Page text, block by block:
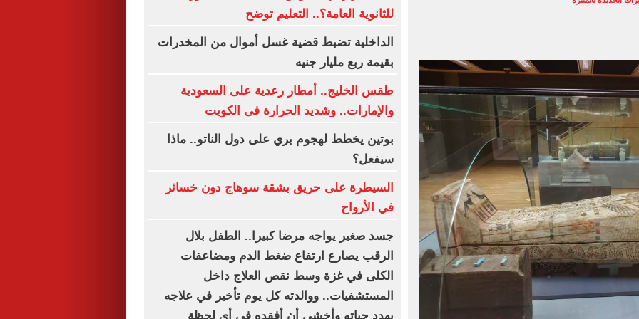
للثانوية العامة؟.. التعليم توضح
الداخلية تضبط قضية غسل أموال من المخدرات
بقيمة ربع مليار جنيه
طقس الخليج.. أمطار رعدية على السعودية
والإمارات.. وشديد الحرارة فى الكويت
بوتين يخطط لهجوم بري على دول الناتو.. ماذا
سيفعل؟
السيطرة على حريق بشقة سوهاج دون خسائر
في الأرواح
جسد صغير يواجه مرضا كبيرا.. الطفل بلال
الرقب يصارع ارتفاع ضغط الدم ومضاعفات
الكلى في غزة وسط نقص العلاج داخل
المستشفيات.. ووالدته كل يوم تأخير في علاجه
يهدد حياته وأخشى أن أفقده في أي لحظة